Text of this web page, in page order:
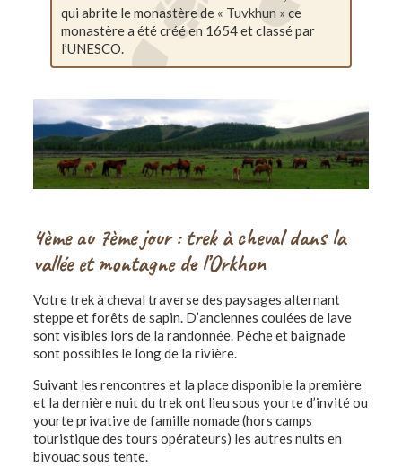
qui abrite le monastère de « Tuvkhun » ce
monastère a été créé en 1654 et classé par
l’UNESCO.
4ème au 7ème jour : trek à cheval dans la
vallée et montagne de l’Orkhon
Votre trek à cheval traverse des paysages alternant
steppe et forêts de sapin. D’anciennes coulées de lave
sont visibles lors de la randonnée. Pêche et baignade
sont possibles le long de la rivière.
Suivant les rencontres et la place disponible la première
et la dernière nuit du trek ont lieu sous yourte d’invité ou
yourte privative de famille nomade (hors camps
touristique des tours opérateurs) les autres nuits en
bivouac sous tente.